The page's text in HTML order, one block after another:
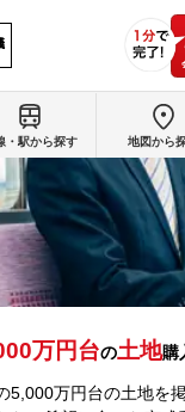
万円台の土地購
5,000万円台の土地を
・駅から探す 地図から